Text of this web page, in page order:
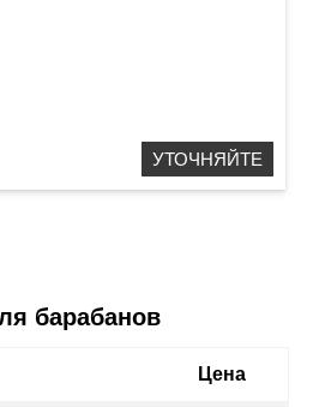
УТОЧНЯЙТЕ
барабанов
Цена